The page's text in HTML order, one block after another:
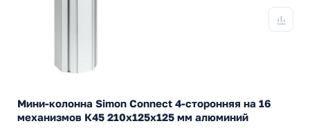
Мини-колонна Simon Connect 4-сторонняя на 16
механизмов К45 210х125х125 мм алюминий